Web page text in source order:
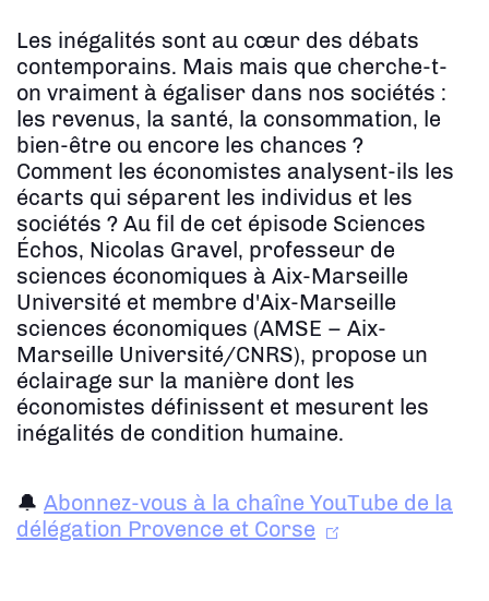
Les inégalités sont au cœur des débats
contemporains. Mais mais que cherche-t-
on vraiment à égaliser dans nos sociétés :
les revenus, la santé, la consommation, le
bien-être ou encore les chances ?
Comment les économistes analysent-ils les
écarts qui séparent les individus et les
sociétés ? Au fil de cet épisode Sciences
Échos, Nicolas Gravel, professeur de
sciences économiques à Aix-Marseille
Université et membre d'Aix-Marseille
sciences économiques (AMSE – Aix-
Marseille Université/CNRS), propose un
éclairage sur la manière dont les
économistes définissent et mesurent les
inégalités de condition humaine.
🔔 Abonnez-vous à la chaîne YouTube de la
délégation Provence et Corse